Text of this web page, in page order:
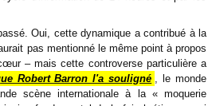
Oui, cette dynamique a contribué à la
pas mentionné le même point à propos
– mais cette controverse particulière a
Robert Barron l'a souligné
, le monde
scène internationale à la « moquerie